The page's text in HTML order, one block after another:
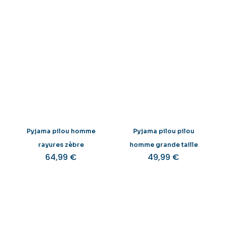
Pyjama pilou homme
rayures zèbre
64,99 €
Pyjama pilou pilou
homme grande taille
49,99 €